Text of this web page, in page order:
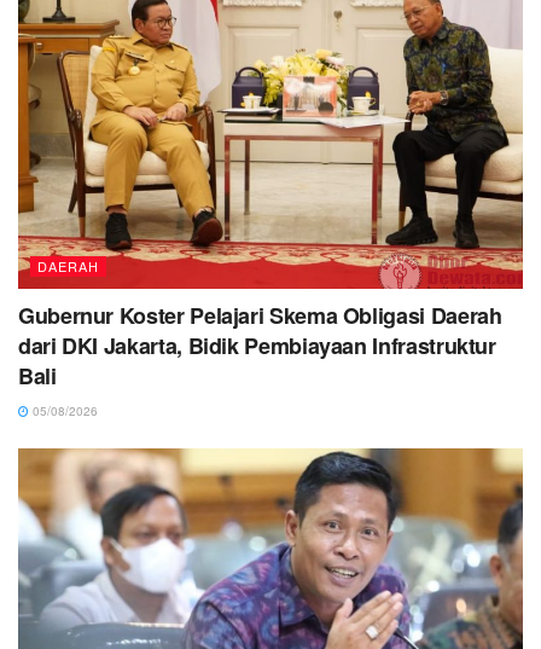
DAERAH
Gubernur Koster Pelajari Skema Obligasi Daerah
dari DKI Jakarta, Bidik Pembiayaan Infrastruktur
Bali
05/08/2026